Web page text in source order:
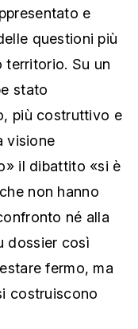
e
questioni più
Su un
stato
più costruttivo e
visione
il dibattito «si è
non hanno
né alla
dossier così
fermo, ma
costruiscono